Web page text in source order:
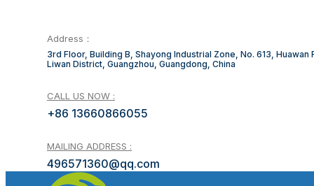
Address：
3rd Floor, Building B, Shayong Industrial Zone, No. 613, Huawan
Liwan District, Guangzhou, Guangdong, China
CALL US NOW :
+86 13660866055
MAILING ADDRESS :
496571360@qq.com